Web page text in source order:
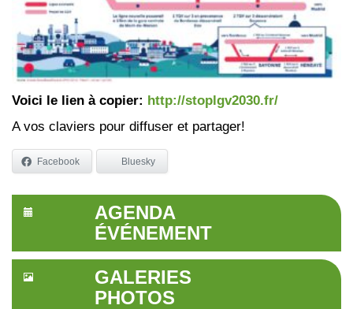
Voici le lien à copier: http://stoplgv2030.fr/
A vos claviers pour diffuser et partager!
Facebook Bluesky
AGENDA
ÉVÉNEMENT
GALERIES
PHOTOS